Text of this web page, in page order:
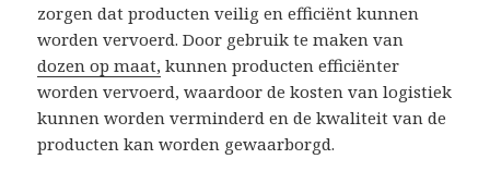
zorgen dat producten veilig en efficiënt kunnen
worden vervoerd. Door gebruik te maken van
dozen op maat, kunnen producten efficiënter
worden vervoerd, waardoor de kosten van logistiek
kunnen worden verminderd en de kwaliteit van de
producten kan worden gewaarborgd.